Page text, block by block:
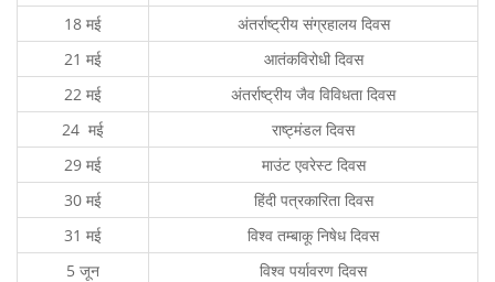
18 मई
अंतर्राष्ट्रीय संग्रहालय दिवस
21 मई
आतंकविरोधी दिवस
22 मई
अंतर्राष्ट्रीय जैव विविधता दिवस
24 मई
राष्ट्मंडल दिवस
29 मई
माउंट एवरेस्ट दिवस
30 मई
हिंदी पत्रकारिता दिवस
31 मई
विश्व तम्बाकू निषेध दिवस
5 जून
विश्व पर्यावरण दिवस